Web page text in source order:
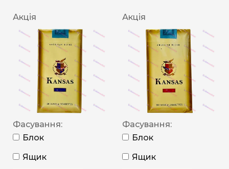
Акція
Фасування:
Блок
Ящик
Акція
Фасування:
Блок
Ящик